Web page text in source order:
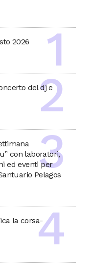
2026
del dj e
con laboratori,
ed eventi per
Pelagos
la corsa-